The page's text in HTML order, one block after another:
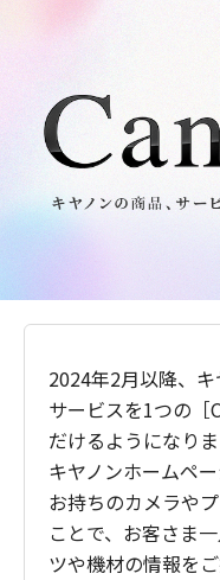
2024年2月以降、
サービスを1つの［
だけるようになりま
キヤノンホームペ
お持ちのカメラや
ことで、お客さま
ツや機材の情報を